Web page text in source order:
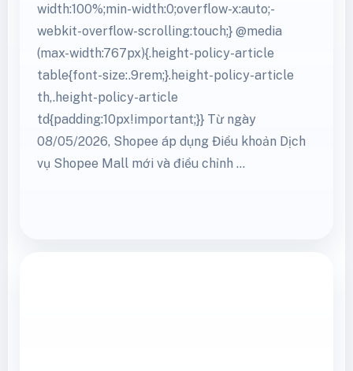
width:100%;min-width:0;overflow-x:auto;-
webkit-overflow-scrolling:touch;} @media
(max-width:767px){.height-policy-article
table{font-size:.9rem;}.height-policy-article
th,.height-policy-article
td{padding:10px!important;}} Từ ngày
08/05/2026, Shopee áp dụng Điều khoản Dịch
vụ Shopee Mall mới và điều chỉnh …